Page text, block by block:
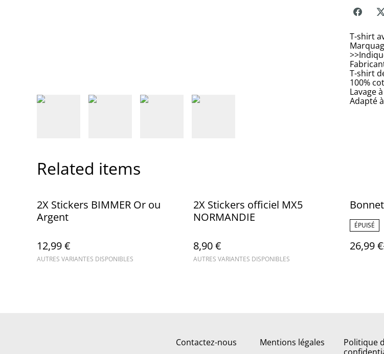
T-shirt
T-shirt
100%
Lavage
Adapté
Related items
2X Stickers BIMMER Or ou
Argent
12,99 €
AUTRES VARIANTES DISPONIBLES
2X Stickers officiel MX5
NORMANDIE
8,90 €
AUTRES VARIANTES DISPONIBLES
%
ÉPUISÉ
26,99 €
Contactez-nous Mentions légales
Politique